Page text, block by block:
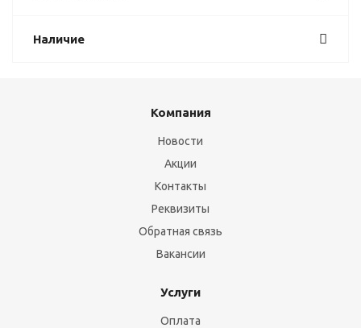
Наличие
Компания
Новости
Акции
Контакты
Реквизиты
Обратная связь
Вакансии
Услуги
Оплата